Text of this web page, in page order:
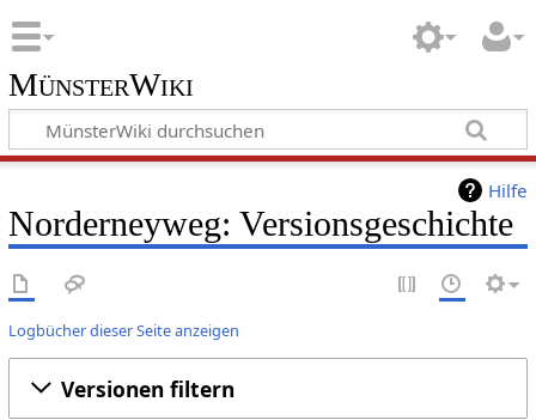
MünsterWiki
Hilfe
Norderneyweg: Versionsgeschichte
Logbücher dieser Seite anzeigen
Versionen filtern